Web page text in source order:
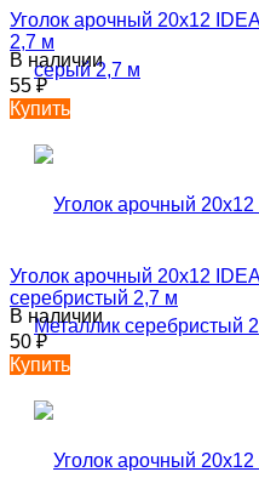
Уголок арочный 20х12
2,7 м
В наличии
55₽
Купить
Уголок арочный 20х12
серебристый 2,7 м
В наличии
50₽
Купить